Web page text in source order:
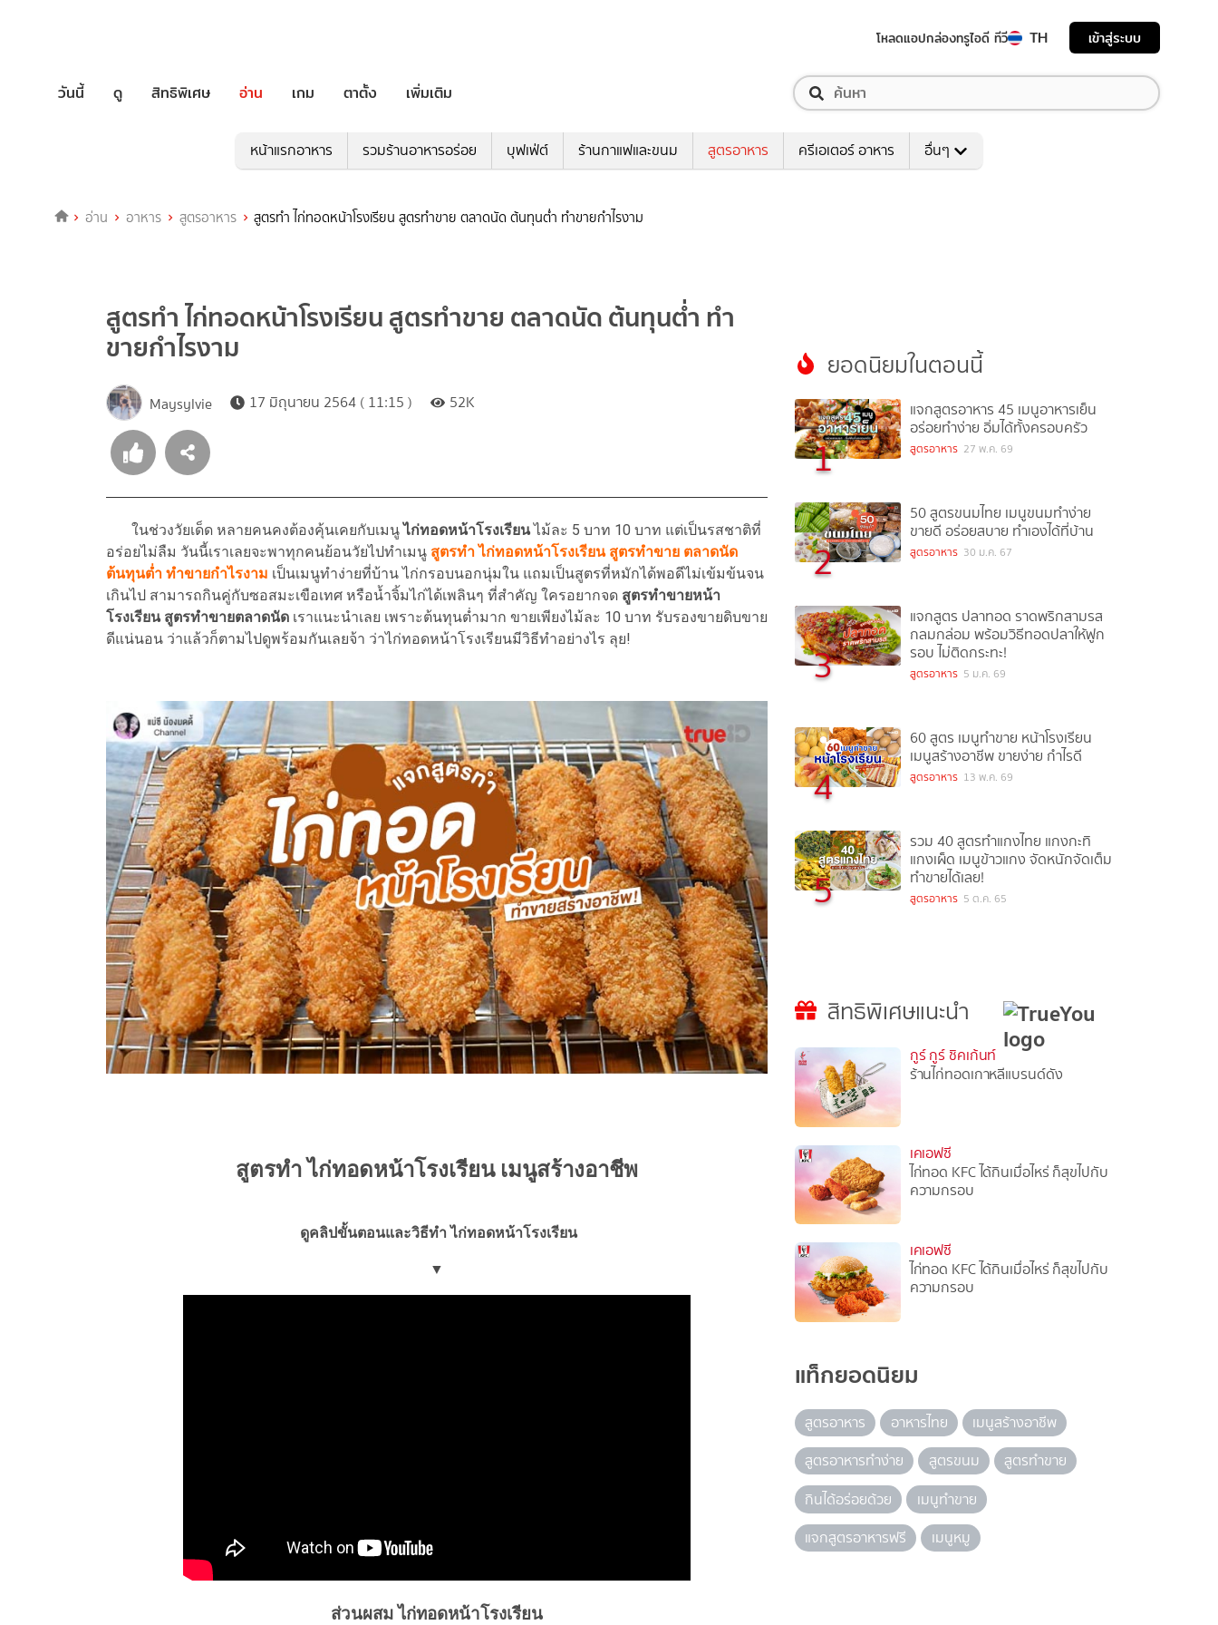
โหลดแอปกล่องทรูไอดี ทีวี TH เข้าสู่ระบบ
วันนี้ ดู สิทธิพิเศษ อ่าน เกม ตาตั้ง เพิ่มเติม
หน้าแรกอาหาร รวมร้านอาหารอร่อย บุฟเฟ่ต์ ร้านกาแฟและขนม สูตรอาหาร ครีเอเตอร์ อาหาร อื่นๆ
อ่าน อาหาร สูตรอาหาร สูตรทำ ไก่ทอดหน้าโรงเรียน สูตรทำขาย ตลาดนัด ต้นทุนต่ำ ทำขายกำไรงาม
สูตรทำ ไก่ทอดหน้าโรงเรียน สูตรทำขาย ตลาดนัด ต้นทุนต่ำ ทำ
ขายกำไรงาม
Maysylvie 17 มิถุนายน 2564 ( 11:15 ) 52K
ในช่วงวัยเด็ด หลายคนคงต้องคุ้นเคยกับเมนูไก่ทอดหน้าโรงเรียนไม้ละ 5 บาท 10 บาท แต่เป็นรสชาติที่
อร่อยไม่ลืม วันนี้เราเลยจะพาทุกคนย้อนวัยไปทำเมนู สูตรทำ ไก่ทอดหน้าโรงเรียน สูตรทำขาย ตลาดนัด
ต้นทุนต่ำ ทำขายกำไรงาม เป็นเมนูทำง่ายที่บ้าน ไก่กรอบนอกนุ่มใน แถมเป็นสูตรที่หมักได้พอดีไม่เข้มข้นจน
เกินไป สามารถกินคู่กับซอสมะเขือเทศ หรือน้ำจิ้มไก่ได้เพลินๆ ที่สำคัญ ใครอยากจด สูตรทำขายหน้า
โรงเรียน สูตรทำขายตลาดนัด เราแนะนำเลย เพราะต้นทุนต่ำมาก ขายเพียงไม้ละ 10 บาท รับรองขายดิบขาย
ดีแน่นอน ว่าแล้วก็ตามไปดูพร้อมกันเลยจ้า ว่าไก่ทอดหน้าโรงเรียนมีวิธีทำอย่างไร ลุย!
สูตรทำ ไก่ทอดหน้าโรงเรียน เมนูสร้างอาชีพ
ดูคลิปขั้นตอนและวิธีทำ ไก่ทอดหน้าโรงเรียน
▼
ส่วนผสม ไก่ทอดหน้าโรงเรียน
ยอดนิยมในตอนนี้
1
แจกสูตรอาหาร 45 เมนูอาหารเย็น
อร่อยทำง่าย อิ่มได้ทั้งครอบครัว
สูตรอาหาร 27 พ.ค. 69
2
50 สูตรขนมไทย เมนูขนมทำง่าย
ขายดี อร่อยสบาย ทำเองได้ที่บ้าน
สูตรอาหาร 30 ม.ค. 67
3
แจกสูตร ปลาทอด ราดพริกสามรส
กลมกล่อม พร้อมวิธีทอดปลาให้ฟูก
รอบ ไม่ติดกระทะ!
สูตรอาหาร 5 ม.ค. 69
4
60 สูตร เมนูทำขาย หน้าโรงเรียน
เมนูสร้างอาชีพ ขายง่าย กำไรดี
สูตรอาหาร 13 พ.ค. 69
5
รวม 40 สูตรทำแกงไทย แกงกะทิ
แกงเผ็ด เมนูข้าวแกง จัดหนักจัดเต็ม
ทำขายได้เลย!
สูตรอาหาร 5 ต.ค. 65
สิทธิพิเศษแนะนำ
กูร์ กูร์ ชิคเก้นท์
ร้านไก่ทอดเกาหลีแบรนด์ดัง
เคเอฟซี
ไก่ทอด KFC ได้กินเมื่อไหร่ ก็สุขไปกับ
ความกรอบ
เคเอฟซี
ไก่ทอด KFC ได้กินเมื่อไหร่ ก็สุขไปกับ
ความกรอบ
แท็กยอดนิยม
สูตรอาหาร อาหารไทย
เมนูสร้างอาชีพ
สูตรอาหารทำง่าย
สูตรขนม
สูตรทำขาย
กินได้อร่อยด้วย
เมนูทำขาย
แจกสูตรอาหารฟรี
เมนูหมู